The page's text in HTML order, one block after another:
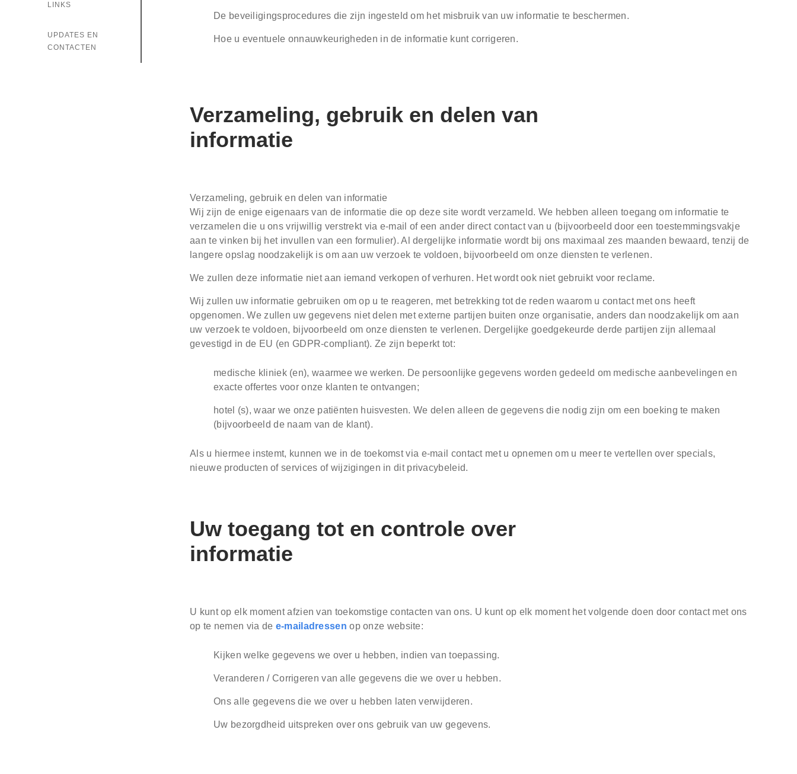
De beveiligingsprocedures die zijn ingesteld om het misbruik van uw informatie te beschermen.
Hoe u eventuele onnauwkeurigheden in de informatie kunt corrigeren.
Verzameling, gebruik en delen van
informatie
Verzameling, gebruik en delen van informatie
Wij zijn de enige eigenaars van de informatie die op deze site wordt verzameld. We hebben alleen toegang om informatie te
verzamelen die u ons vrijwillig verstrekt via e-mail of een ander direct contact van u (bijvoorbeeld door een toestemmingsvakje
aan te vinken bij het invullen van een formulier). Al dergelijke informatie wordt bij ons maximaal zes maanden bewaard, tenzij de
langere opslag noodzakelijk is om aan uw verzoek te voldoen, bijvoorbeeld om onze diensten te verlenen.
We zullen deze informatie niet aan iemand verkopen of verhuren. Het wordt ook niet gebruikt voor reclame.
Wij zullen uw informatie gebruiken om op u te reageren, met betrekking tot de reden waarom u contact met ons heeft
opgenomen. We zullen uw gegevens niet delen met externe partijen buiten onze organisatie, anders dan noodzakelijk om aan
uw verzoek te voldoen, bijvoorbeeld om onze diensten te verlenen. Dergelijke goedgekeurde derde partijen zijn allemaal
gevestigd in de EU (en GDPR-compliant). Ze zijn beperkt tot:
medische kliniek (en), waarmee we werken. De persoonlijke gegevens worden gedeeld om medische aanbevelingen en
exacte offertes voor onze klanten te ontvangen;
hotel (s), waar we onze patiënten huisvesten. We delen alleen de gegevens die nodig zijn om een boeking te maken
(bijvoorbeeld de naam van de klant).
Als u hiermee instemt, kunnen we in de toekomst via e-mail contact met u opnemen om u meer te vertellen over specials,
nieuwe producten of services of wijzigingen in dit privacybeleid.
Uw toegang tot en controle over
informatie
U kunt op elk moment afzien van toekomstige contacten van ons. U kunt op elk moment het volgende doen door contact met ons
op te nemen via de e-mailadressen op onze website:
Kijken welke gegevens we over u hebben, indien van toepassing.
Veranderen / Corrigeren van alle gegevens die we over u hebben.
Ons alle gegevens die we over u hebben laten verwijderen.
Uw bezorgdheid uitspreken over ons gebruik van uw gegevens.
LINKS
UPDATES EN
CONTACTEN